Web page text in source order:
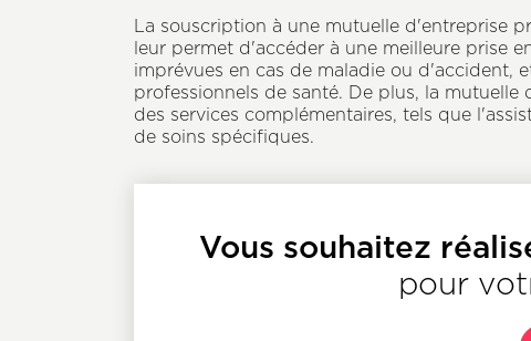
La souscription à une mutuelle d'entreprise
leur permet d'accéder à une meilleure prise
imprévues en cas de maladie ou d'accident,
professionnels de santé. De plus, la
des services complémentaires, tels que
de soins spécifiques.
Description
Vous souhaitez
pour